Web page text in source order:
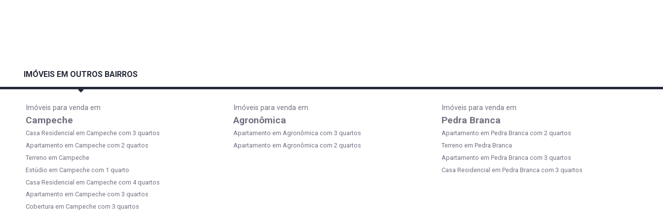
IMÓVEIS EM OUTROS BAIRROS
Imóveis para venda em
Campeche
Casa Residencial em Campeche com 3 quartos
Apartamento em Campeche com 2 quartos
Terreno em Campeche
Estúdio em Campeche com 1 quarto
Casa Residencial em Campeche com 4 quartos
Apartamento em Campeche com 3 quartos
Cobertura em Campeche com 3 quartos
Imóveis para venda em
Agronômica
Apartamento em Agronômica com 3 quartos
Apartamento em Agronômica com 2 quartos
Imóveis para venda em
Pedra Branca
Apartamento em Pedra Branca com 2 quartos
Terreno em Pedra Branca
Apartamento em Pedra Branca com 3 quartos
Casa Residencial em Pedra Branca com 3 quartos